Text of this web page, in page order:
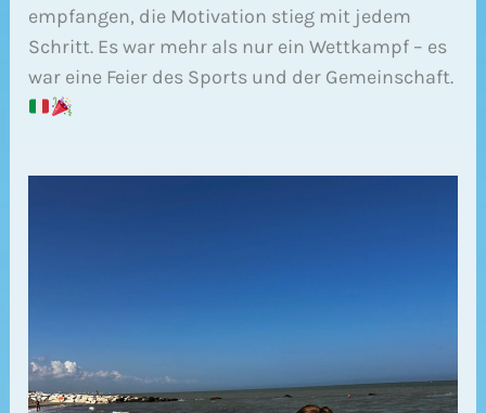
empfangen, die Motivation stieg mit jedem
Schritt. Es war mehr als nur ein Wettkampf – es
war eine Feier des Sports und der Gemeinschaft.